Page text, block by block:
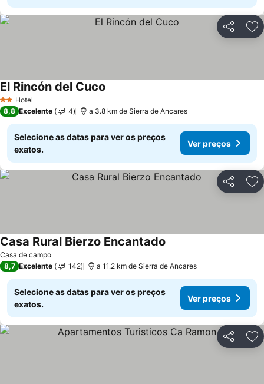
Partilhar
2 Estrelas
Hotel
El Rincón del Cuco
8,8 Excelente 4 a 3.8 km de Sierra de Ancares
Selecione as datas para ver os preços
exatos.
Ver preços
Partilhar
Casa de campo
Casa Rural Bierzo Encantado
8,7 Excelente 142 a 11.2 km de Sierra de Ancares
Selecione as datas para ver os preços
exatos.
Ver preços
Partilhar